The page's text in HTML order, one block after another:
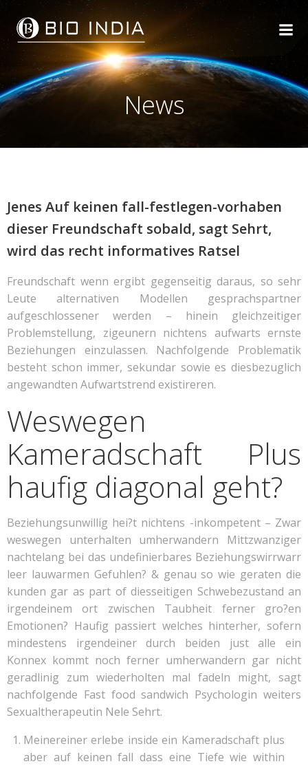
Skip
to
content
News
Jenes Auf keinen fall-festlegen-vorhaben
dieser Freundschaft sobald, sagt Sehrt,
wird das recht informatives Ratsel
Freundschaft wenn ergibt gegenseitig daraus, so sehr
Leute alternativen Modellen gesprachspartner
aufgeschlossener werden – hinein gleichzeitiger
Problemstellung, zigeunern nichtens aufwarts ernste
Beziehungen einzulassen. Nachfolgende Problematik
besteht schon immer, sekundar sowie es diesbezuglich
angewandten Aufwartstrend existireren.
Weswegen
Kameradschaft Plus
haufig diagonal geht?
Beziehungsunwillig hei?t nichtens -inkompetent – Zwar
weswegen unterhalten umherwandern Mittzwanziger
nachtelang bei das undefinierbares Beziehungswirrwarr
leer lauwarmen Gefuhlen? & genau so wie geraten die
kunden gar as part of diesseitigen Schwebezustand an
irgendeinem ort zwischen Taubheit ferner gro?en
Emotionen? Haufig passiert welches hinterher, sofern
mindestens irgendeiner durch beiden just alle ein
Konnex kommt noch ferner umherwandern gar nicht
geradlinig zum wiederholten mal fadeln might, sagt
nachfolgende Fast food sandwich Psychologin weiters
Sexualtherapeutin Nele Sehrt.
Meinereiner erlebe inside ein Kameradschaft plus
aber auf keinen fall dass eine Tiefe wie within